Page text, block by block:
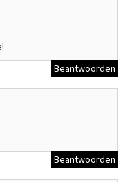
Beantwoorden
Beantwoorden